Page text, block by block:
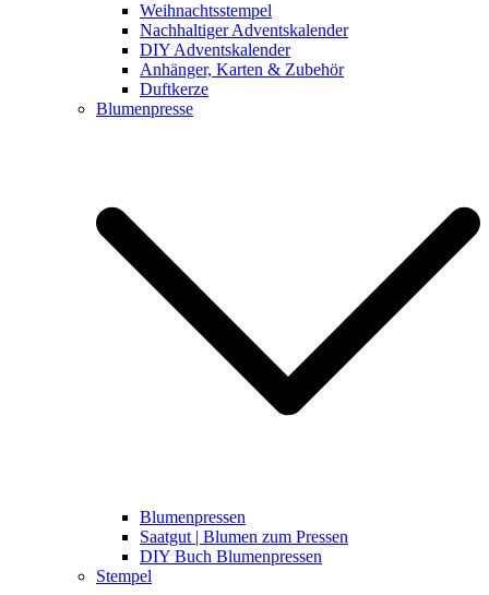
Weihnachtsstempel
Nachhaltiger Adventskalender
DIY Adventskalender
Anhänger, Karten & Zubehör
Duftkerze
Blumenpresse
Blumenpressen
Saatgut | Blumen zum Pressen
DIY Buch Blumenpressen
Stempel